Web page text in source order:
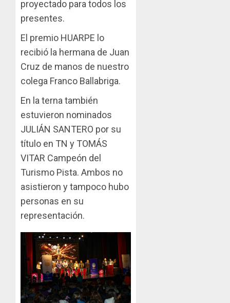
proyectado para todos los
presentes.
El premio HUARPE lo
recibió la hermana de Juan
Cruz de manos de nuestro
colega Franco Ballabriga.
En la terna también
estuvieron nominados
JULIÁN SANTERO por su
título en TN y TOMÁS
VITAR Campeón del
Turismo Pista. Ambos no
asistieron y tampoco hubo
personas en su
representación.